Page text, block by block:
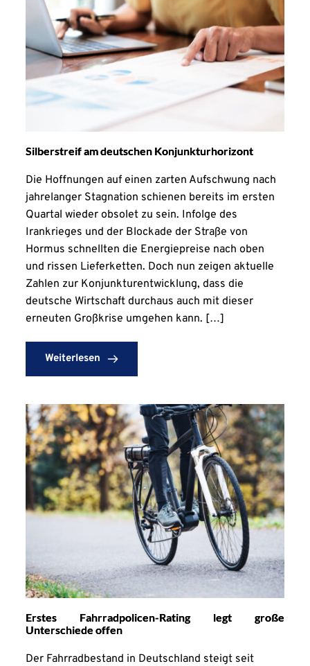
Silberstreif am deutschen Konjunkturhorizont
Die Hoffnungen auf einen zarten Aufschwung nach
jahrelanger Stagnation schienen bereits im ersten
Quartal wieder obsolet zu sein. Infolge des
Irankrieges und der Blockade der Straße von
Hormus schnellten die Energiepreise nach oben
und rissen Lieferketten. Doch nun zeigen aktuelle
Zahlen zur Konjunkturentwicklung, dass die
deutsche Wirtschaft durchaus auch mit dieser
erneuten Großkrise umgehen kann. […]
Weiterlesen
Erstes Fahrradpolicen-Rating legt große
Unterschiede offen
Der Fahrradbestand in Deutschland steigt seit